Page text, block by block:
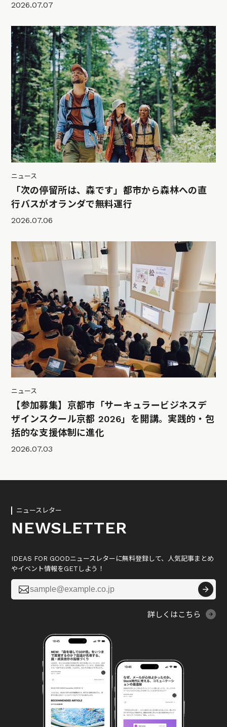
2026.07.07
ニュース
「次の停留所は、森です」都市から森林への直
行バスがオランダで無料運行
2026.07.06
ニュース
【参加募集】京都市「サーキュラービジネスデ
ザインスクール京都 2026」を開講。実践的・包
括的な支援体制に進化
2026.07.03
ニュースレター
NEWSLETTER
IDEAS FOR GOODニュースレターに無料登録して、人気記事まとめ
やイベント情報をGETしよう！

詳しくはこちら